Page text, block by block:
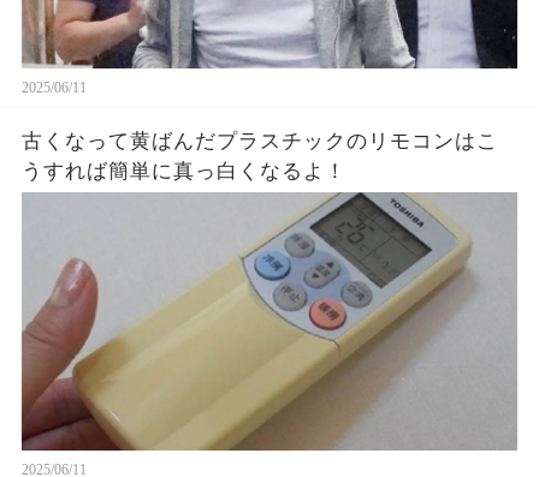
2025/06/11
古くなって黄ばんだプラスチックのリモコンはこ
うすれば簡単に真っ白くなるよ！
2025/06/11